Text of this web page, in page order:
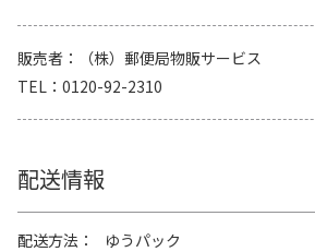
販売者
（株）郵便局物販サービス
TEL
0120-92-2310
配送情報
配送方法
ゆうパック